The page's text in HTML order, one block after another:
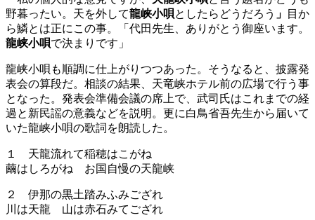
野暮ったい。天を外して龍峡小唄としたらどうだろう 」
目か
ら鱗とは正にこの事。「代田先生、ありがとう御座います。
龍峡小唄で決まりです」
龍峡小唄も順調に仕上がりつつあった。そうなると、披露発
表会の算段だ。相談の結果、天竜峡ホテル前の広場で行う事
となった。発表会準備会議の席上で、武司氏はこれまでの経
過と新民謡の意義などを説明。更に白鳥省吾先生から届いて
いた龍峡小唄の歌詞を朗読した。
１ 天龍流れて稲穂はこがね
繭はしろがね お国自慢の天龍峡
２ 伊那の黒土踏みふみござれ
川は天龍 山は赤石みてござれ